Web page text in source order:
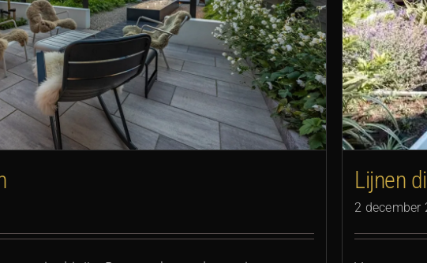
Lijnen die verlengen
Lijnen
2 december